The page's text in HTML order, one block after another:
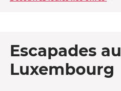
Escapades au
Luxembourg